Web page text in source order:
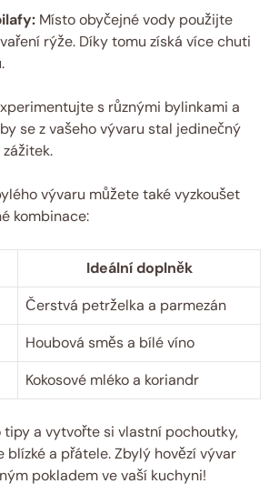
Místo obyčejné vody použijte
rýže. Díky tomu získá více chuti
s různými bylinkami a
se z vašeho vývaru stal jedinečný
vývaru můžete také vyzkoušet
kombinace:
Ideální doplněk
Čerstvá petrželka a parmezán
Houbová směs a bílé víno
Kokosové mléko a koriandr
a vytvořte si vlastní pochoutky,
blízké a přátele. Zbylý hovězí vývar
pokladem ve vaší kuchyni!